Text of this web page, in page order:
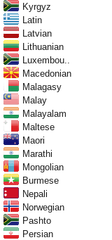
Kyrgyz
Latin
Latvian
Lithuanian
Luxembou..
Macedonian
Malagasy
Malay
Malayalam
Maltese
Maori
Marathi
Mongolian
Burmese
Nepali
Norwegian
Pashto
Persian